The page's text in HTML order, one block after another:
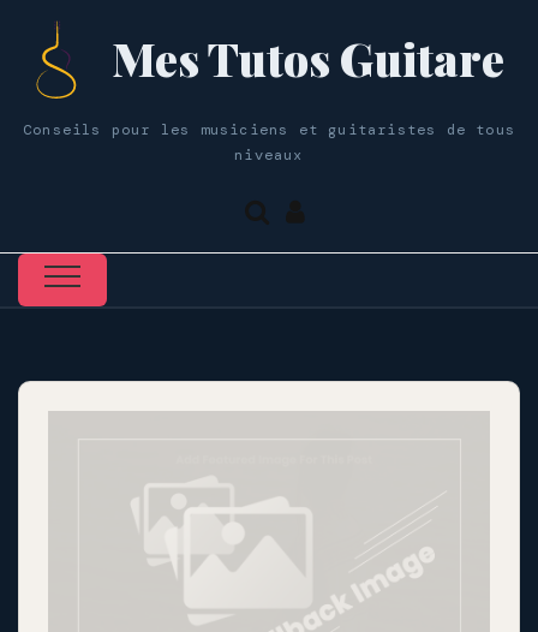
Mes Tutos Guitare
Conseils pour les musiciens et guitaristes de tous
niveaux